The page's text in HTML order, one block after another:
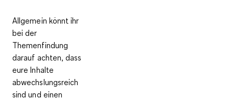
Allgemein könnt ihr
bei der
Themenfindung
darauf achten, dass
eure Inhalte
abwechslungsreich
sind und einen